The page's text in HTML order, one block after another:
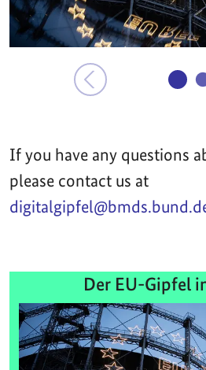
If you have any questions
please contact us at
Der EU-Gipfel